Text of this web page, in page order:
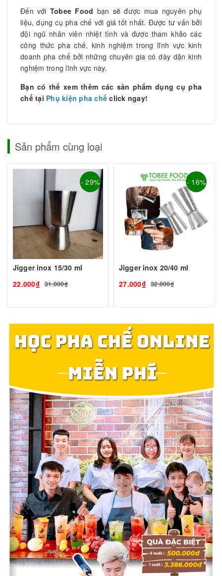
Đến với Tobee Food bạn sẽ được mua nguyên phụ
liệu, dụng cụ pha chế với giá tốt nhất. Được tư vấn bởi
đội ngũ nhân viên nhiệt tình và được tham khảo các
công thức pha chế, kinh nghiệm trong lĩnh vực kinh
doanh pha chế bởi những chuyên gia có dày dặn kinh
nghiệm trong lĩnh vực này.
Bạn có thể xem thêm các sản phẩm dụng cụ pha
chế tại Phụ kiện pha chế click ngay!
Sản phẩm cùng loại
- 29%
Jigger inox 15/30 ml
22.000₫ 31.000₫
- 16%
Jigger inox 20/40 ml
27.000₫ 32.000₫